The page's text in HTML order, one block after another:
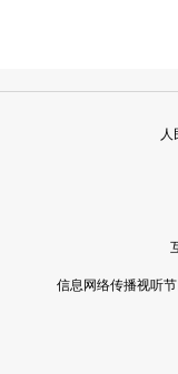
人
信息网络传播视听